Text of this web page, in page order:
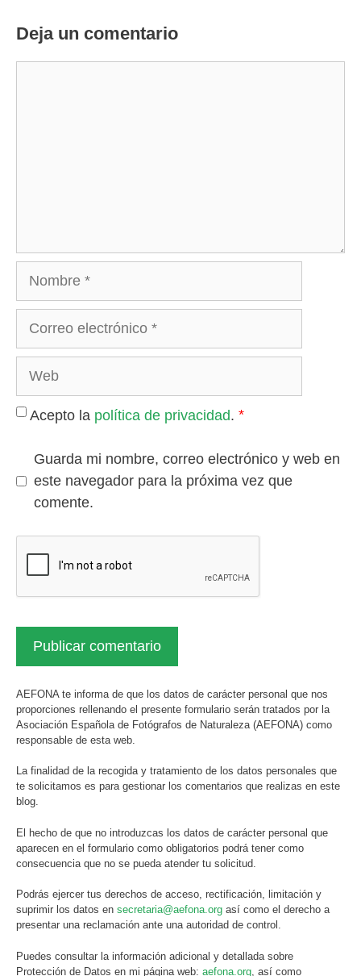
Deja un comentario
Acepto la política de privacidad. *
Guarda mi nombre, correo electrónico y web en
este navegador para la próxima vez que
comente.
AEFONA te informa de que los datos de carácter personal que nos
proporciones rellenando el presente formulario serán tratados por la
Asociación Española de Fotógrafos de Naturaleza (AEFONA) como
responsable de esta web.
La finalidad de la recogida y tratamiento de los datos personales que
te solicitamos es para gestionar los comentarios que realizas en este
blog.
El hecho de que no introduzcas los datos de carácter personal que
aparecen en el formulario como obligatorios podrá tener como
consecuencia que no se pueda atender tu solicitud.
Podrás ejercer tus derechos de acceso, rectificación, limitación y
suprimir los datos en secretaria@aefona.org así como el derecho a
presentar una reclamación ante una autoridad de control.
Puedes consultar la información adicional y detallada sobre
Protección de Datos en mi página web: aefona.org , así como